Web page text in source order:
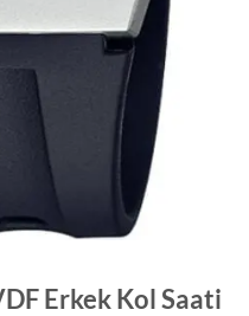
Erkek Kol Saati